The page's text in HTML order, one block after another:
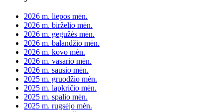
2026 m. liepos mėn.
2026 m. birželio mėn.
2026 m. gegužės mėn.
2026 m. balandžio mėn.
2026 m. kovo mėn.
2026 m. vasario mėn.
2026 m. sausio mėn.
2025 m. gruodžio mėn.
2025 m. lapkričio mėn.
2025 m. spalio mėn.
2025 m. rugsėjo mėn.